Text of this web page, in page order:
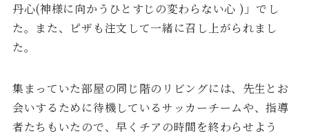
丹心(神様に向かうひとすじの変わらない心 )」でし
た。また、ピザも注文して一緒に召し上がられまし
た。
集まっていた部屋の同じ階のリビングには、先生とお
会いするために待機しているサッカーチームや、指導
者たちもいたので、早くチアの時間を終わらせよう